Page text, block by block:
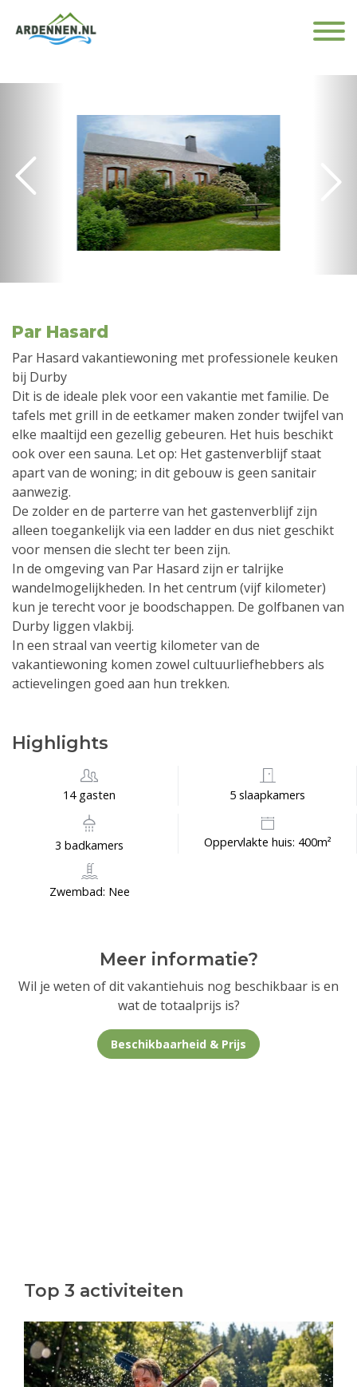
Par Hasard
Par Hasard vakantiewoning met professionele keuken
bij Durby
Dit is de ideale plek voor een vakantie met familie. De
tafels met grill in de eetkamer maken zonder twijfel van
elke maaltijd een gezellig gebeuren. Het huis beschikt
ook over een sauna. Let op: Het gastenverblijf staat
apart van de woning; in dit gebouw is geen sanitair
aanwezig.
De zolder en de parterre van het gastenverblijf zijn
alleen toegankelijk via een ladder en dus niet geschikt
voor mensen die slecht ter been zijn.
In de omgeving van Par Hasard zijn er talrijke
wandelmogelijkheden. In het centrum (vijf kilometer)
kun je terecht voor je boodschappen. De golfbanen van
Durby liggen vlakbij.
In een straal van veertig kilometer van de
vakantiewoning komen zowel cultuurliefhebbers als
actievelingen goed aan hun trekken.
Highlights
14 gasten 5 slaapkamers
3 badkamers Oppervlakte huis: 400m²
Zwembad: Nee
Meer informatie?
Wil je weten of dit vakantiehuis nog beschikbaar is en
wat de totaalprijs is?
Beschikbaarheid & Prijs
Top 3 activiteiten